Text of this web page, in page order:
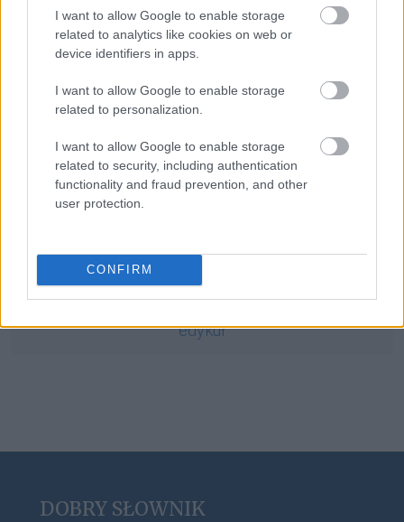
I want to allow Google to enable storage
related to analytics like cookies on web or
device identifiers in apps.
I want to allow Google to enable storage
related to personalization.
I want to allow Google to enable storage
related to security, including authentication
functionality and fraud prevention, and other
user protection.
CONFIRM
didżej
karob
edykuł
DOBRY SŁOWNIK